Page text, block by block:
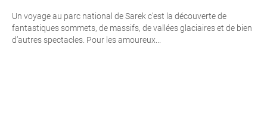
Un voyage au parc national de Sarek c’est la découverte de
fantastiques sommets, de massifs, de vallées glaciaires et de bien
d’autres spectacles. Pour les amoureux...